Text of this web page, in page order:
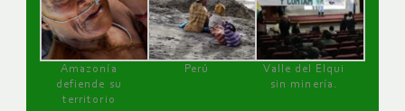
Amazonía
defiende su
territorio
Perú
Valle del Elqui
sin minería.